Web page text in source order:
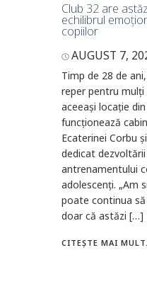
Club 32 are
echilibrul
copiilor
AUGUST 7,
Timp de 28 de
reper pentru
aceeași locație
funcționează
Ecaterinei Corbu
dedicat
antrenamentului
adolescenți. „Am
poate continua
doar că astăzi […]
CITEȘTE MAI